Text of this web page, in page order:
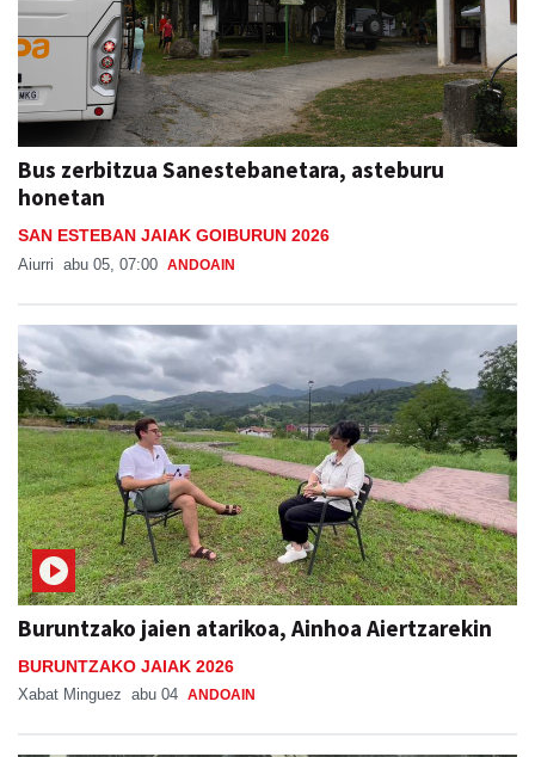
Bus zerbitzua Sanestebanetara, asteburu
honetan
SAN ESTEBAN JAIAK GOIBURUN 2026
Aiurri abu 05, 07:00 ANDOAIN
Buruntzako jaien atarikoa, Ainhoa Aiertzarekin
BURUNTZAKO JAIAK 2026
Xabat Minguez abu 04 ANDOAIN